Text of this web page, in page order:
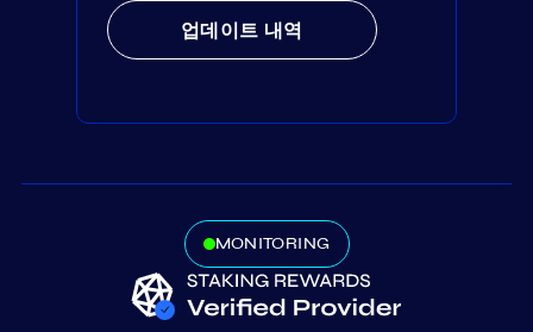
업데이트 내역
MONITORING